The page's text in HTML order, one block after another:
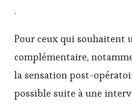
.
Pour ceux qui souhaitent
complémentaire,
la sensation post-
possible suite à une